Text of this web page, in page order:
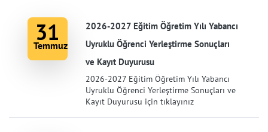
31
Temmuz
2026-2027 Eğitim Öğretim Yılı Yabancı
Uyruklu Öğrenci Yerleştirme Sonuçları
ve Kayıt Duyurusu
2026-2027 Eğitim Öğretim Yılı Yabancı
Uyruklu Öğrenci Yerleştirme Sonuçları ve
Kayıt Duyurusu için tıklayınız